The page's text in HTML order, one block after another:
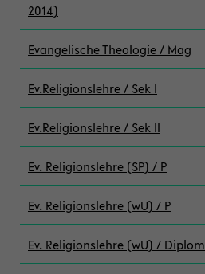
2014)
Evangelische Theologie / Mag
Ev.Religionslehre / Sek I
Ev.Religionslehre / Sek II
Ev. Religionslehre (SP) / P
Ev. Religionslehre (wU) / P
Ev. Religionslehre (wU) / Diplom